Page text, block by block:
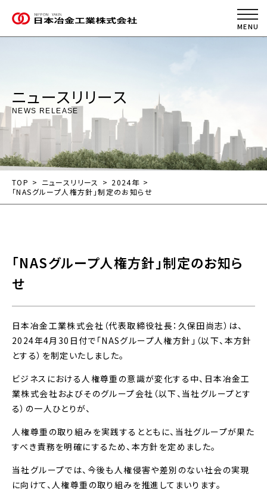
ニュースリリース
NEWS RELEASE
TOP ニュースリリース
2024年
「NASグループ人権方針」制定のお知らせ
「NASグループ人権方針」制定のお知ら
せ
日本冶金工業株式会社（代表取締役社長：久保田尚志）は、
2024年4月 30 日付で「NASグループ人権方針」（以下、本方針
とする）を制定いたしました。
ビジネスにおける人権尊重の意識が変化する中、日本冶金工
業株式会社およびそのグループ会社（以下、当社グループとす
る）の一人ひとりが、
人権尊重の取り組みを実践するとともに、当社グループが果た
すべき責務を明確にするため、本方針を定めました。
当社グループでは、今後も人権侵害や差別のない社会の実現
に向けて、人権尊重の取り組みを推進してまいります。